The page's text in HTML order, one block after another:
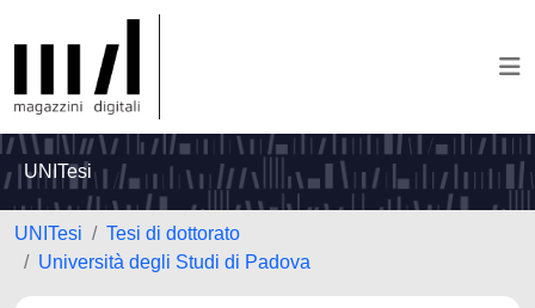
UNITesi
UNITesi
Tesi di dottorato
Università degli Studi di Padova